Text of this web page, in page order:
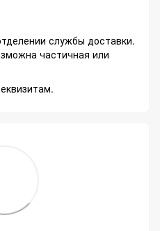
службы доставки.
частичная или